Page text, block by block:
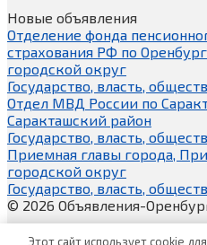
Новые объявления
Отделение фонда
страхования РФ по
городской округ
Государство, власть,
Отдел МВД России по
Саракташский район
Государство, власть,
Приемная главы города,
городской округ
Государство, власть,
© 2026 Объявления-
Этот сайт использует cookie